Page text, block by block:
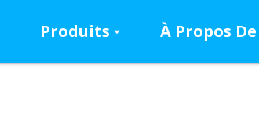
Produits À Propos